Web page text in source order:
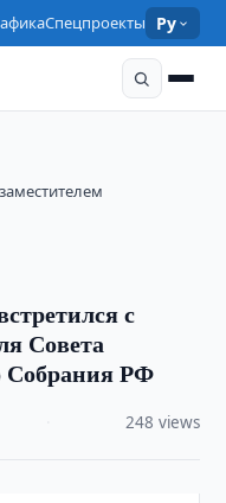
Спецпроекты Ру
с
Совета
Собрания РФ
248 views